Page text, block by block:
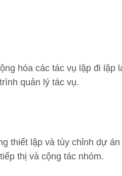
hóa các tác vụ lặp đi lặp
quản lý tác vụ.
thiết lập và tùy chỉnh dự
thị và cộng tác nhóm.